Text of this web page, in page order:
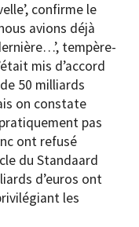
confirme le
avions déjà
tempère-
mis d’accord
50 milliards
on constate
pas
ont refusé
du Standaard
d’euros ont
les